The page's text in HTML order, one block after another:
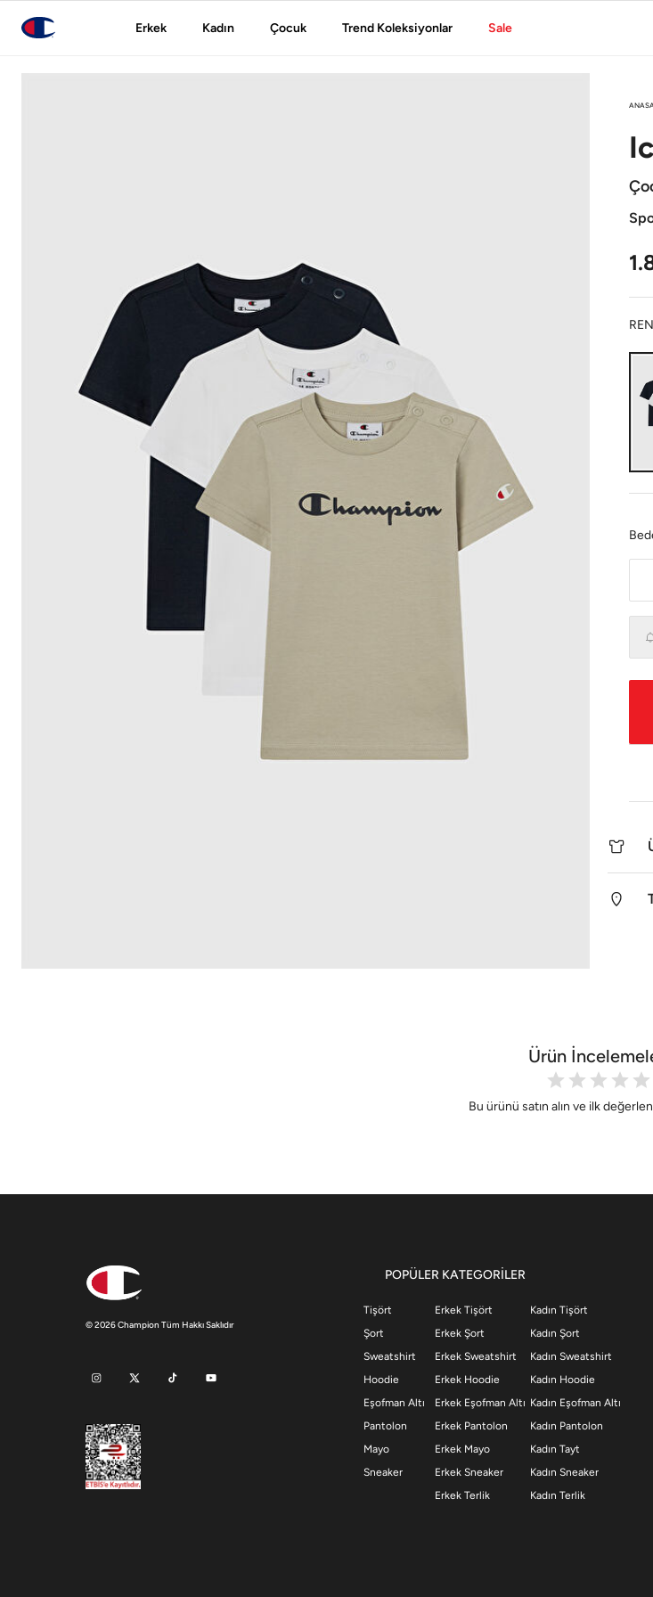
Erkek Kadın Çocuk Trend Koleksiyonlar Sale
Ürün
Bu ürünü satın alın ve ilk
© 2026 Champion Tüm Hakkı Saklıdır
POPÜLER KATEGORİLER
Tişört
Şort
Sweatshirt
Hoodie
Eşofman Altı
Pantolon
Mayo
Sneaker
Erkek Tişört
Erkek Şort
Erkek Sweatshirt
Erkek Hoodie
Erkek Eşofman Altı
Erkek Pantolon
Erkek Mayo
Erkek Sneaker
Erkek Terlik
Kadın Tişört
Kadın Şort
Kadın Sweatshirt
Kadın Hoodie
Kadın Eşofman Altı
Kadın Pantolon
Kadın Tayt
Kadın Sneaker
Kadın Terlik